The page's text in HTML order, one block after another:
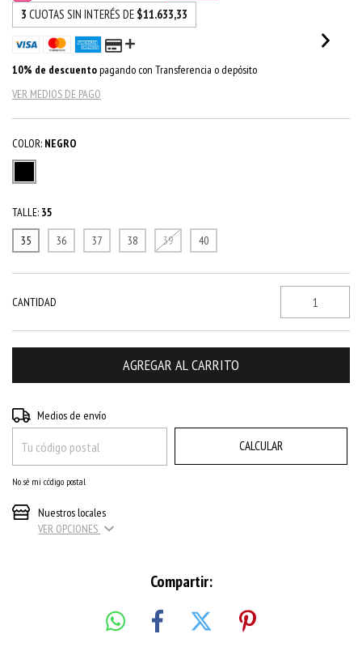
3 CUOTAS SIN INTERÉS DE $11.633,33
10% de descuentopagando con Transferencia o depósito
VER MEDIOS DE PAGO
COLOR: NEGRO
TALLE: 35
35
36 37 38 39 40
CANTIDAD
Entregas para el CP:
Medios de envío
CALCULAR
No sé mi código postal
Nuestros locales
VER OPCIONES
Compartir: